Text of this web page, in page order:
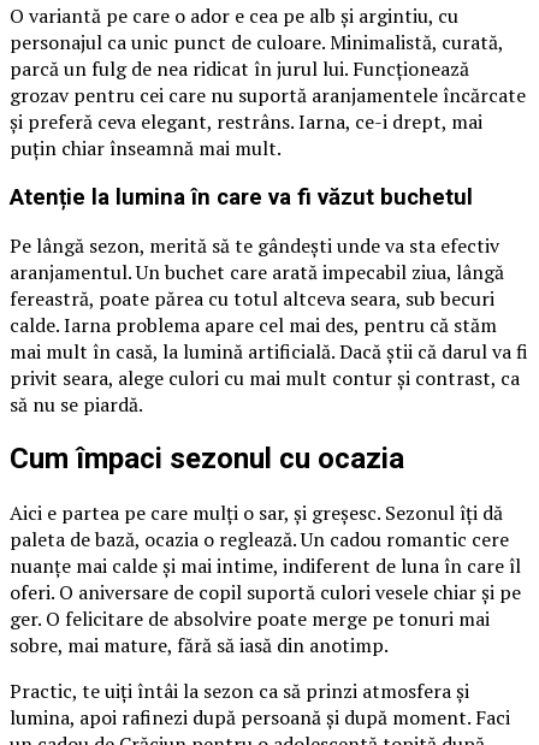
O variantă pe care o ador e cea pe alb și argintiu, cu
personajul ca unic punct de culoare. Minimalistă, curată,
parcă un fulg de nea ridicat în jurul lui. Funcționează
grozav pentru cei care nu suportă aranjamentele încărcate
și preferă ceva elegant, restrâns. Iarna, ce-i drept, mai
puțin chiar înseamnă mai mult.
Atenție la lumina în care va fi văzut buchetul
Pe lângă sezon, merită să te gândești unde va sta efectiv
aranjamentul. Un buchet care arată impecabil ziua, lângă
fereastră, poate părea cu totul altceva seara, sub becuri
calde. Iarna problema apare cel mai des, pentru că stăm
mai mult în casă, la lumină artificială. Dacă știi că darul va fi
privit seara, alege culori cu mai mult contur și contrast, ca
să nu se piardă.
Cum împaci sezonul cu ocazia
Aici e partea pe care mulți o sar, și greșesc. Sezonul îți dă
paleta de bază, ocazia o reglează. Un cadou romantic cere
nuanțe mai calde și mai intime, indiferent de luna în care îl
oferi. O aniversare de copil suportă culori vesele chiar și pe
ger. O felicitare de absolvire poate merge pe tonuri mai
sobre, mai mature, fără să iasă din anotimp.
Practic, te uiți întâi la sezon ca să prinzi atmosfera și
lumina, apoi rafinezi după persoană și după moment. Faci